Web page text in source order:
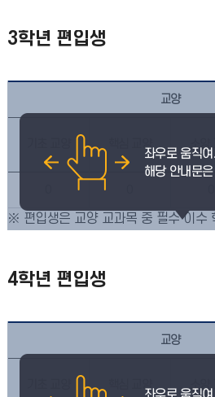
3학년 편입생
교양
핵심 교양 소양
※ 편입생은 교양 교과목 중 필수 이수
4학년 편입생
교양
핵심 교양 소양